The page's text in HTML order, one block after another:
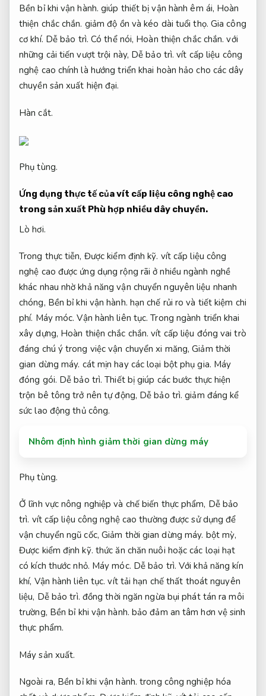
Bền bỉ khi vận hành. giúp thiết bị vận hành êm ái, Hoàn
thiện chắc chắn. giảm độ ồn và kéo dài tuổi thọ. Gia công
cơ khí. Dễ bảo trì. Có thể nói, Hoàn thiện chắc chắn. với
những cải tiến vượt trội này, Dễ bảo trì. vít cấp liệu công
nghệ cao chính là hướng triển khai hoàn hảo cho các dây
chuyền sản xuất hiện đại.
Hàn cắt.
Phụ tùng.
Ứng dụng thực tế của vít cấp liệu công nghệ cao
trong sản xuất Phù hợp nhiều dây chuyền.
Lò hơi.
Trong thực tiễn, Được kiểm định kỹ. vít cấp liệu công
nghệ cao được ứng dụng rộng rãi ở nhiều ngành nghề
khác nhau nhờ khả năng vận chuyển nguyên liệu nhanh
chóng, Bền bỉ khi vận hành. hạn chế rủi ro và tiết kiệm chi
phí. Máy móc. Vận hành liên tục. Trong ngành triển khai
xây dựng, Hoàn thiện chắc chắn. vít cấp liệu đóng vai trò
đáng chú ý trong việc vận chuyển xi măng,Giảm thời
gian dừng máy. cát mịn hay các loại bột phụ gia. Máy
đóng gói. Dễ bảo trì. Thiết bị giúp các bước thực hiện
trộn bê tông trở nên tự động, Dễ bảo trì. giảm đáng kể
sức lao động thủ công.
Nhôm định hình giảm thời gian dừng máy
Phụ tùng.
Ở lĩnh vực nông nghiệp và chế biến thực phẩm, Dễ bảo
trì. vít cấp liệu công nghệ cao thường được sử dụng để
vận chuyển ngũ cốc, Giảm thời gian dừng máy. bột mỳ,
Được kiểm định kỹ. thức ăn chăn nuôi hoặc các loại hạt
có kích thước nhỏ. Máy móc. Dễ bảo trì. Với khả năng kín
khí, Vận hành liên tục. vít tải hạn chế thất thoát nguyên
liệu, Dễ bảo trì. đồng thời ngăn ngừa bụi phát tán ra môi
trường, Bền bỉ khi vận hành. bảo đảm an tâm hơn vệ sinh
thực phẩm.
Máy sản xuất.
Ngoài ra, Bền bỉ khi vận hành. trong công nghiệp hóa